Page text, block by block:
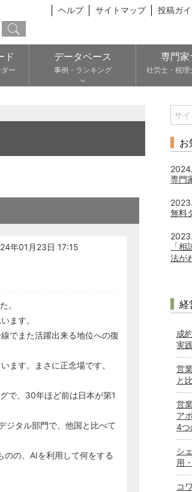
ヘルプ サイトマップ 投稿ガ
ド
ー
データベース
事例・ランキング
専門家
社労士・税理
年01月23日 17:15
。
ます。
でまた活躍出来る地位への復
ます。まさに正念場です。
で、30年ほど前は日本が第1
ジタル部門で、他国と比べて
のの、AIを利用して何をする
お
専門
無料
「
法が
経
成
実
営
と
営
ア
4つ
シ
用
コ